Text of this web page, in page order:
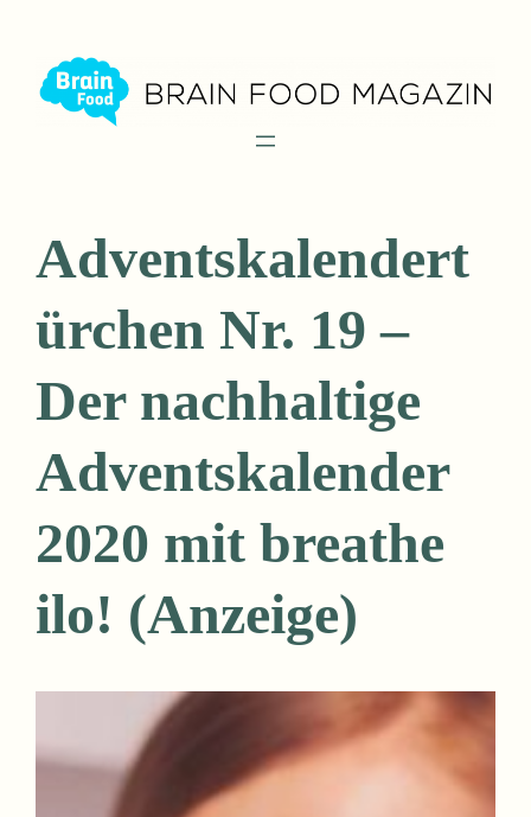
Inhalt
springen
Adventskalendert
ürchen Nr. 19 –
Der nachhaltige
Adventskalender
2020 mit breathe
ilo! (Anzeige)